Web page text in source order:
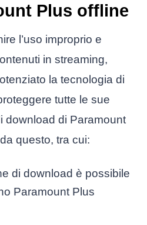
Plus offline
l’uso improprio e
in streaming,
la tecnologia di
tutte le sue
download di Paramount
questo, tra cui:
di download è possibile
Paramount Plus